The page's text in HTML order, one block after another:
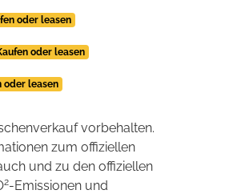
oder leasen
oder leasen
oder leasen
vorbehalten.
zum offiziellen
und zu den offiziellen
2-Emissionen und